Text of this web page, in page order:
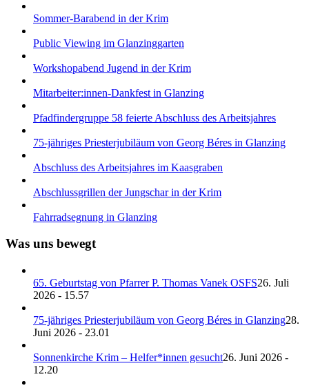
Sommer-Barabend in der Krim
Public Viewing im Glanzinggarten
Workshopabend Jugend in der Krim
Mitarbeiter:innen-Dankfest in Glanzing
Pfadfindergruppe 58 feierte Abschluss des Arbeitsjahres
75-jähriges Priesterjubiläum von Georg Béres in Glanzing
Abschluss des Arbeitsjahres im Kaasgraben
Abschlussgrillen der Jungschar in der Krim
Fahrradsegnung in Glanzing
Was uns bewegt
65. Geburtstag von Pfarrer P. Thomas Vanek OSFS26. Juli
2026 - 15.57
75-jähriges Priesterjubiläum von Georg Béres in Glanzing28.
Juni 2026 - 23.01
Sonnenkirche Krim – Helfer*innen gesucht26. Juni 2026 -
12.20